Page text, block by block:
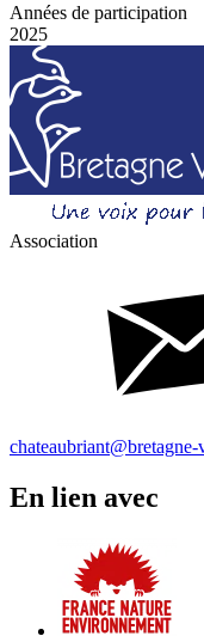
Années de participation
2025
Association
En lien avec